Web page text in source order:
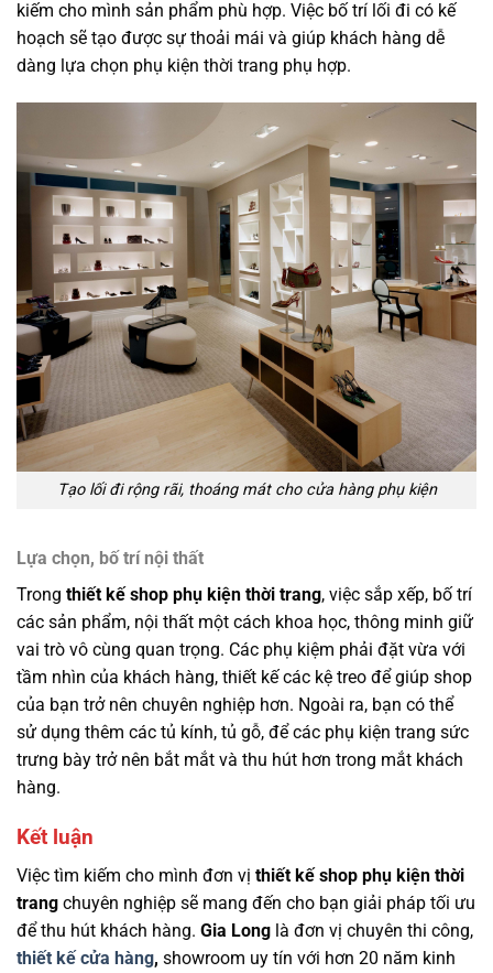
kiếm cho mình sản phẩm phù hợp. Việc bố trí lối đi có kế
hoạch sẽ tạo được sự thoải mái và giúp khách hàng dễ
dàng lựa chọn phụ kiện thời trang phụ hợp.
Tạo lối đi rộng rãi, thoáng mát cho cửa hàng phụ kiện
Lựa chọn, bố trí nội thất
Trong thiết kế shop phụ kiện thời trang, việc sắp xếp, bố trí
các sản phẩm, nội thất một cách khoa học, thông minh giữ
vai trò vô cùng quan trọng. Các phụ kiệm phải đặt vừa với
tầm nhìn của khách hàng, thiết kế các kệ treo để giúp shop
của bạn trở nên chuyên nghiệp hơn. Ngoài ra, bạn có thể
sử dụng thêm các tủ kính, tủ gỗ, để các phụ kiện trang sức
trưng bày trở nên bắt mắt và thu hút hơn trong mắt khách
hàng.
Kết luận
Việc tìm kiếm cho mình đơn vị thiết kế shop phụ kiện thời
trang chuyên nghiệp sẽ mang đến cho bạn giải pháp tối ưu
để thu hút khách hàng. Gia Long là đơn vị chuyên thi công,
thiết kế cửa hàng, showroom uy tín với hơn 20 năm kinh